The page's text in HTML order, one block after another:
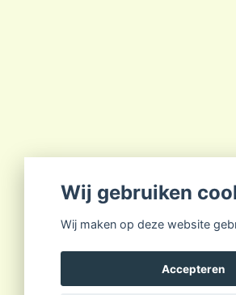
Wij gebruiken
Wij maken op deze website
Accepteren